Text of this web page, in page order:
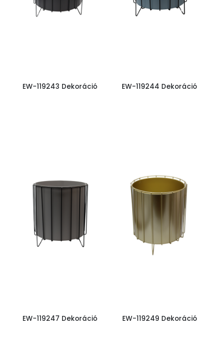
EW-119243 Dekoráció EW-119244 Dekoráció
EW-119247 Dekoráció EW-119249 Dekoráció